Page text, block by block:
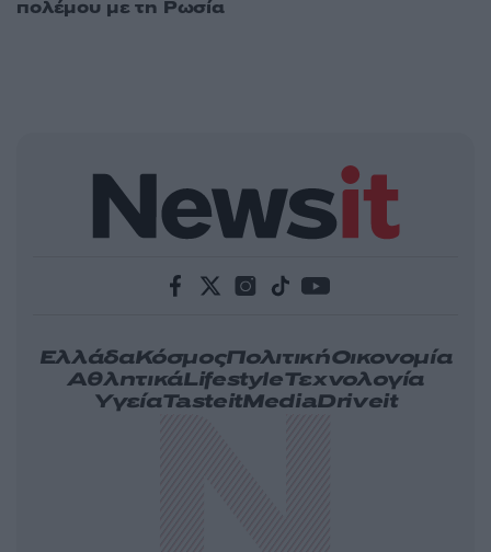
πολέμου με τη Ρωσία
ΕλλάδαΚόσμοςΠολιτικήΟικονομία
ΑθλητικάLifestyleΤεχνολογία
ΥγείαTasteitMediaDriveit